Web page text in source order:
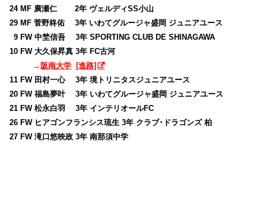
24 MF 廣瀬仁 2年 ヴェルディSS小山
29 MF 菅野柊佑 3年 いわてグルージャ盛岡 ジュニアユース
09 FW 中埜信吾 3年 SPORTING CLUB DE SHINAGAWA
10 FW 大久保昇真 3年 FC古河
→阪南大学 [進路]
11 FW 田村一心 3年 境トリニタスジュニアユース
20 FW 福島夢叶 3年 いわてグルージャ盛岡 ジュニアユース
21 FW 松永白羽 3年 インテリオールFC
26 FW ヒアゴンフランシス琉生 3年 クラブ･ドラゴンズ 柏
27 FW 滝口悠映政 3年 南那須中学